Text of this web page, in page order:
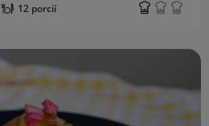
12 porcií